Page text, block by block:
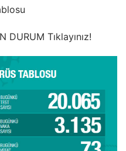
DURUM Tıklayınız!